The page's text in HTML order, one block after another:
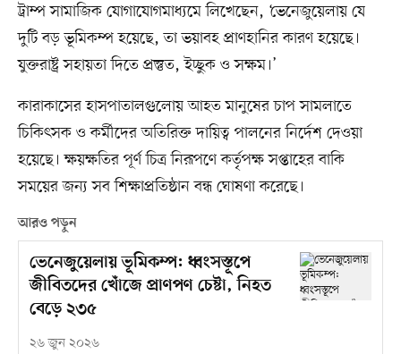
ট্রাম্প সামাজিক যোগাযোগমাধ্যমে লিখেছেন, ‘ভেনেজুয়েলায় যে
দুটি বড় ভূমিকম্প হয়েছে, তা ভয়াবহ প্রাণহানির কারণ হয়েছে।
যুক্তরাষ্ট্র সহায়তা দিতে প্রস্তুত, ইচ্ছুক ও সক্ষম।’
কারাকাসের হাসপাতালগুলোয় আহত মানুষের চাপ সামলাতে
চিকিৎসক ও কর্মীদের অতিরিক্ত দায়িত্ব পালনের নির্দেশ দেওয়া
হয়েছে। ক্ষয়ক্ষতির পূর্ণ চিত্র নিরূপণে কর্তৃপক্ষ সপ্তাহের বাকি
সময়ের জন্য সব শিক্ষাপ্রতিষ্ঠান বন্ধ ঘোষণা করেছে।
আরও পড়ুন
ভেনেজুয়েলায় ভূমিকম্প: ধ্বংসস্তূপে
জীবিতদের খোঁজে প্রাণপণ চেষ্টা, নিহত
বেড়ে ২৩৫
২৬ জুন ২০২৬